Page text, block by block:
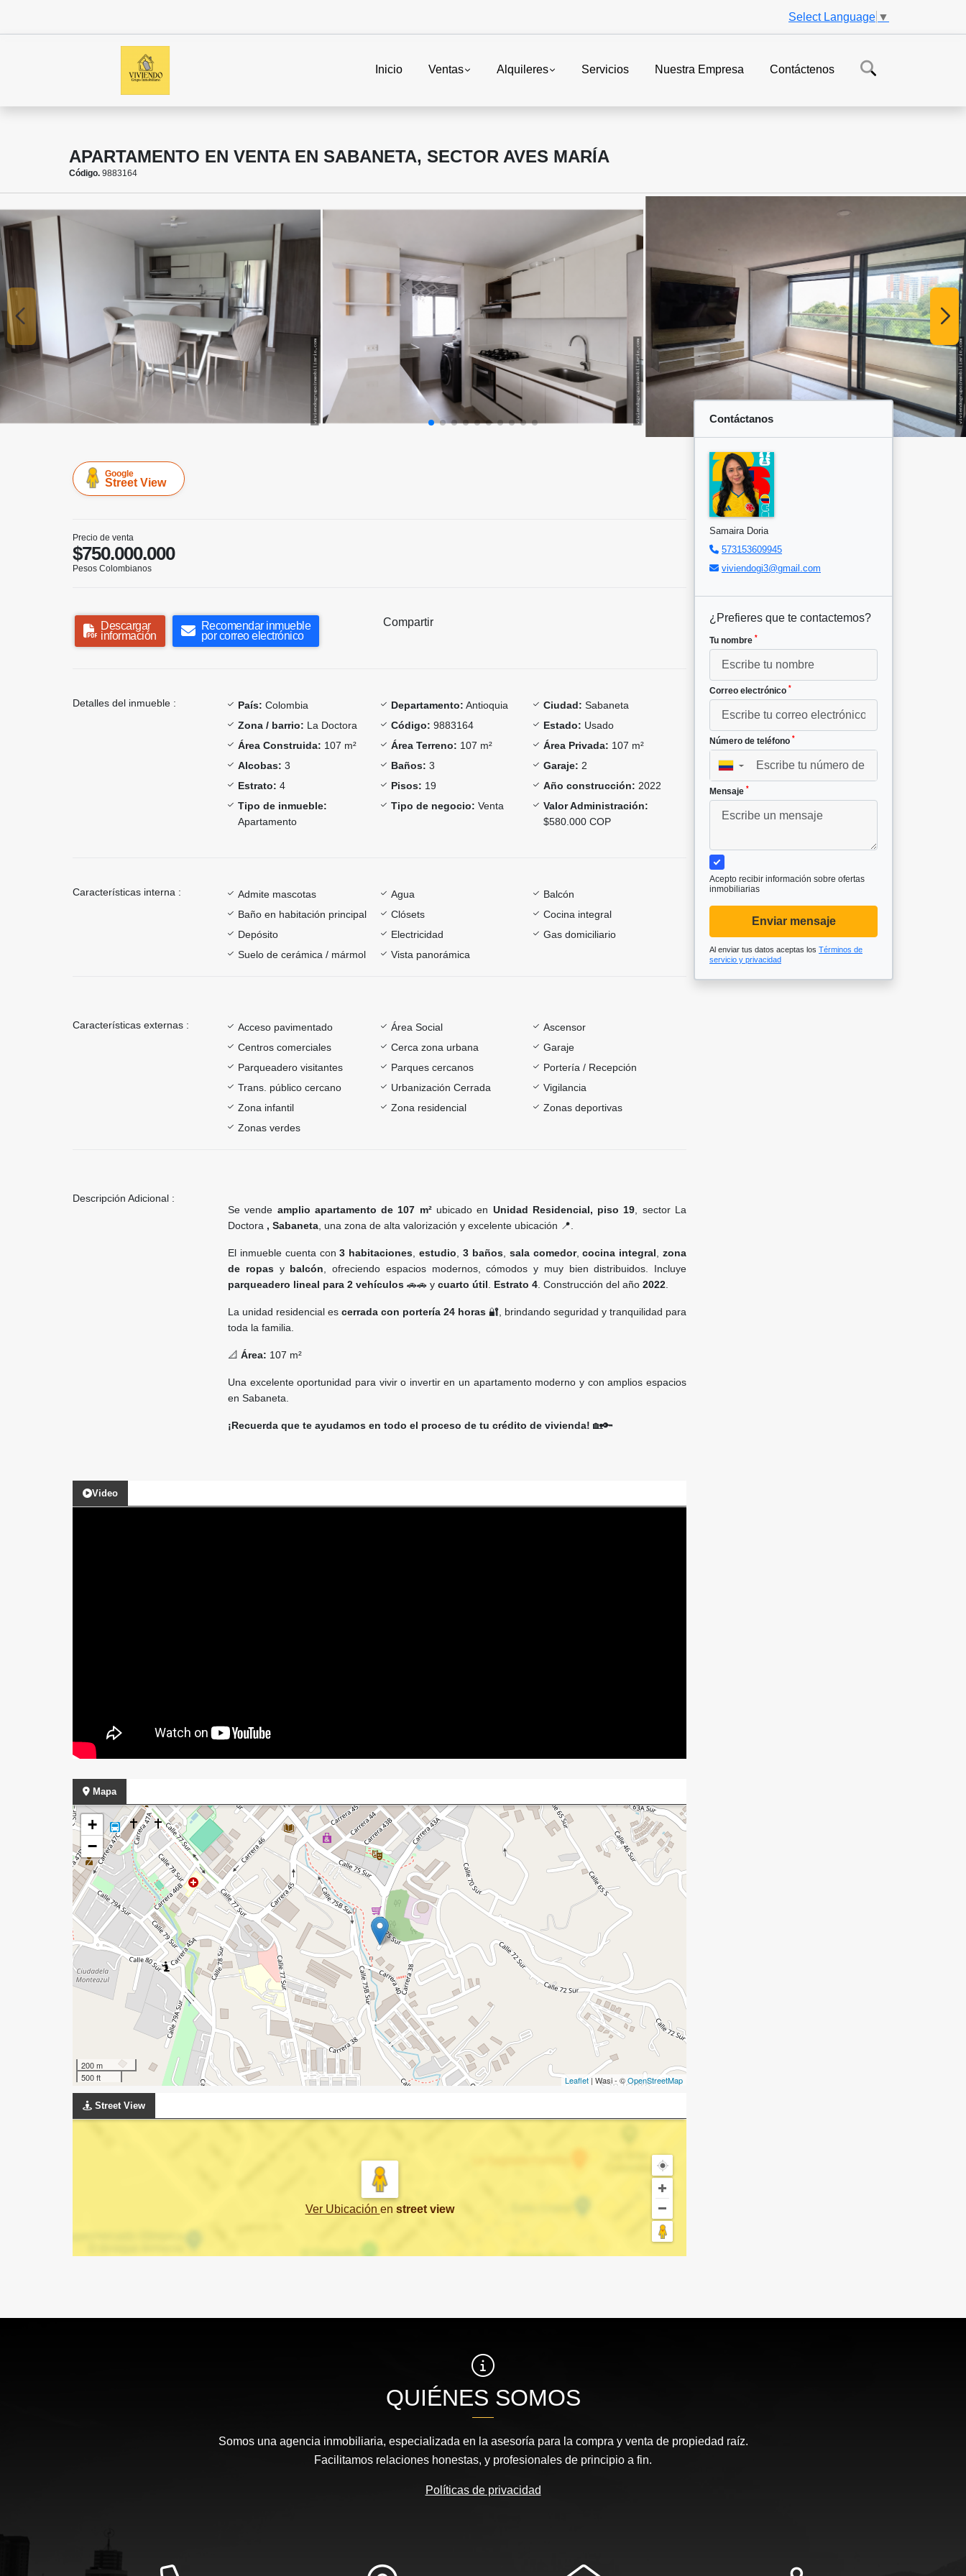
Select Language ▼
Inicio Ventas Alquileres Servicios Nuestra Empresa Contáctenos
APARTAMENTO EN VENTA EN SABANETA, SECTOR AVES MARÍA
Código. 9883164
Google
Street View
Precio de venta
$750.000.000
Pesos Colombianos
Descargar
información
Recomendar inmueble
por correo electrónico
Compartir
Detalles del inmueble : País: Colombia Departamento: Antioquia Ciudad: Sabaneta
Zona / barrio: La Doctora Código: 9883164 Estado: Usado
Área Construida: 107 m² Área Terreno: 107 m² Área Privada: 107 m²
Alcobas: 3 Baños: 3 Garaje: 2
Estrato: 4 Pisos: 19 Año construcción: 2022
Tipo de inmueble:
Apartamento
Tipo de negocio: Venta
Valor Administración:
$580.000 COP
Características interna : Admite mascotas Agua
Balcón
Baño en habitación principal
Clósets
Cocina integral
Depósito
Electricidad
Gas domiciliario
Suelo de cerámica / mármol
Vista panorámica
Características externas : Acceso pavimentado Área Social
Ascensor
Centros comerciales
Cerca zona urbana
Garaje
Parqueadero visitantes
Parques cercanos
Portería / Recepción
Trans. público cercano
Urbanización Cerrada
Vigilancia
Zona infantil
Zona residencial
Zonas deportivas
Zonas verdes
Descripción Adicional :
Se vende amplio apartamento de 107 m²ubicado en Unidad Residencial, piso 19 , sector La
Doctora , Sabaneta , una zona de alta valorización y excelente ubicación 📍.
El inmueble cuenta con3 habitaciones ,estudio 3 baños, sala comedor,cocina integral ,zona
de ropasy balcón , ofreciendo espacios modernos, cómodos y muy bien distribuidos. Incluye
parqueadero lineal para 2 vehículos 🚗🚗 y cuarto útil Estrato 4 . Construcción del año 2022
La unidad residencial es cerrada con portería 24 horas 🔐, brindando seguridad y tranquilidad para
toda la familia.
📐 Área: 107 m²
Una excelente oportunidad para vivir o invertir en un apartamento moderno y con amplios espacios
en Sabaneta.
¡Recuerda que te ayudamos en todo el proceso de tu crédito de vivienda! 🏡🔑
Video
Mapa
+
−
200 m
500 ft
Leaflet | Wasi - ©OpenStreetMap
Street View
Ver Ubicación en street view
Contáctanos
Samaira Doria
573153609945
viviendogi3@gmail.com
¿Prefieres que te contactemos?
Tu nombre *
Correo electrónico *
Número de teléfono *
▼
Mensaje *
Acepto recibir información sobre ofertas
inmobiliarias
Enviar mensaje
Al enviar tus datos aceptas los Términos de
servicio y privacidad
QUIÉNES SOMOS
Somos una agencia inmobiliaria, especializada en la asesoría para la compra y venta de propiedad raíz.
Facilitamos relaciones honestas, y profesionales de principio a fin.
Políticas de privacidad